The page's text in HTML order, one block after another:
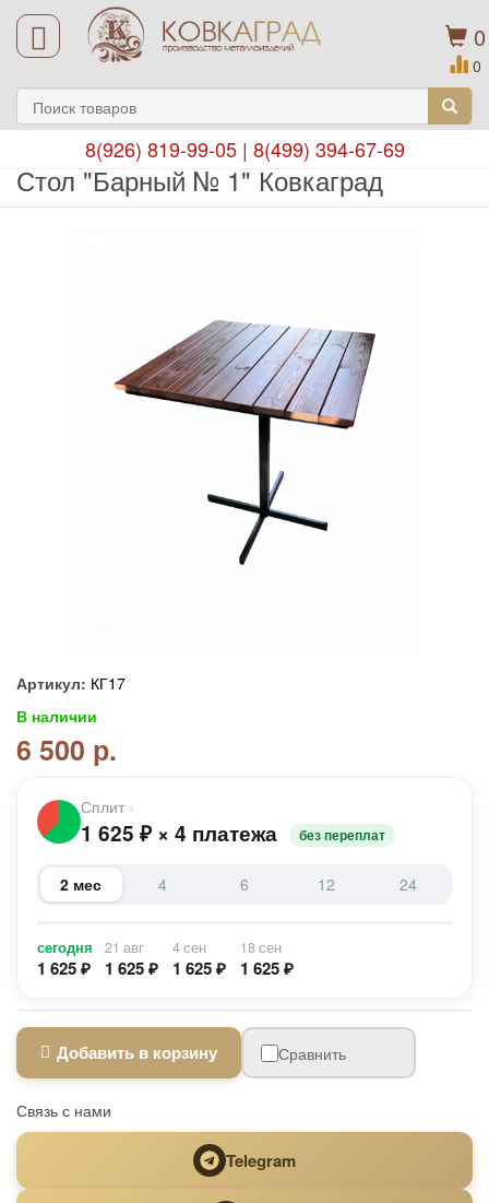
0
0
8(926) 819-99-05| 8(499) 394-67-69
Стол "Барный № 1" Ковкаград
Артикул: КГ17
В наличии
6 500 р.
Сплит ›
1 625 ₽ × 4 платежа без переплат
2 мес 4 6 12 24
сегодня
1 625 ₽
21 авг
1 625 ₽
4 сен
1 625 ₽
18 сен
1 625 ₽
Добавить в корзину Сравнить
Связь с нами
Telegram